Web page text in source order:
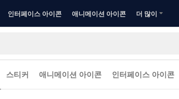
인터페이스 아이콘 애니메이션 아이콘 더 많이
스티커 애니메이션 아이콘 인터페이스 아이콘